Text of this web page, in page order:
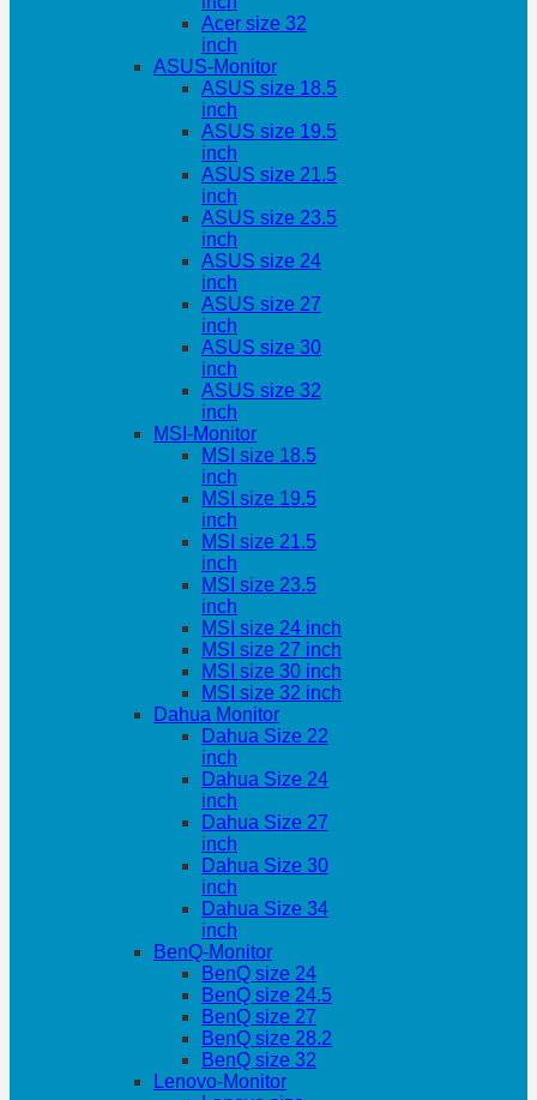
Acer size 32
inch
ASUS-Monitor
ASUS size 18.5
inch
ASUS size 19.5
inch
ASUS size 21.5
inch
ASUS size 23.5
inch
ASUS size 24
inch
ASUS size 27
inch
ASUS size 30
inch
ASUS size 32
inch
MSI-Monitor
MSI size 18.5
inch
MSI size 19.5
inch
MSI size 21.5
inch
MSI size 23.5
inch
MSI size 24 inch
MSI size 27 inch
MSI size 30 inch
MSI size 32 inch
Dahua Monitor
Dahua Size 22
inch
Dahua Size 24
inch
Dahua Size 27
inch
Dahua Size 30
inch
Dahua Size 34
inch
BenQ-Monitor
BenQ size 24
BenQ size 24.5
BenQ size 27
BenQ size 28.2
BenQ size 32
Lenovo-Monitor